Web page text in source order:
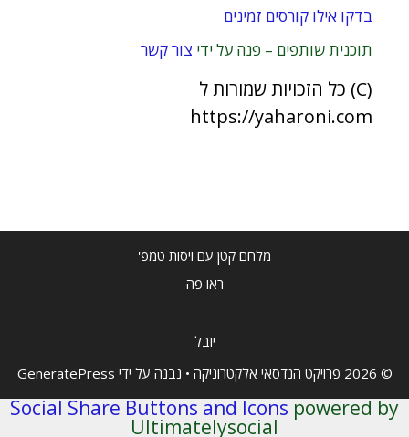
בדקו אילו קורסים זמינים
תוכנית שותפים – פנה על ידי צור קשר
(C) כל הזכויות שמורות ל
https://yaharoni.com
מלחם קטן עם ויסות טמפ'
ראו פה
יובל
© 2026 פרויקט הנדסאי אלקטרוניקה
• נבנה על ידי GeneratePress
Social Share Buttons and Icons powered by
Ultimatelysocial